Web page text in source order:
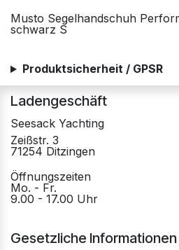
Musto Segelhandschuh
schwarz S
Produktsicherheit / GPSR
Ladengeschäft
Seesack Yachting
Zeißstr. 3
71254 Ditzingen
Öffnungszeiten
Mo. - Fr.
9.00 - 17.00 Uhr
Gesetzliche Informationen